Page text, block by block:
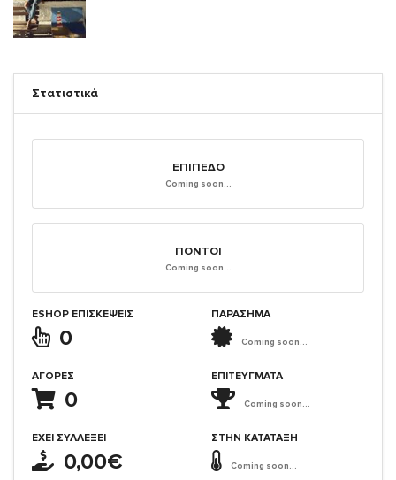
Στατιστικά
ΕΠΊΠΕΔΟ
Coming soon...
ΠΌΝΤΟΙ
Coming soon...
ESHOP ΕΠΙΣΚΈΨΕΙΣ
0
ΑΓΟΡΈΣ
0
ΈΧΕΙ ΣΥΛΛΈΞΕΙ
0,00€
ΠΑΡΑΣΗΜΑ
Coming soon...
ΕΠΙΤΕΎΓΜΑΤΑ
Coming soon...
ΣΤΗΝ ΚΑΤΆΤΑΞΗ
Coming soon...